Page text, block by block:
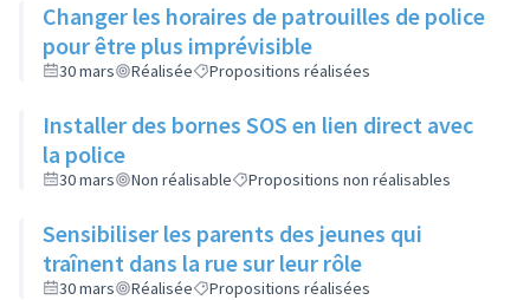
Changer les horaires de patrouilles de police
pour être plus imprévisible
30 mars Réalisée Propositions réalisées
Installer des bornes SOS en lien direct avec
la police
30 mars Non réalisable Propositions non réalisables
Sensibiliser les parents des jeunes qui
traînent dans la rue sur leur rôle
30 mars Réalisée Propositions réalisées